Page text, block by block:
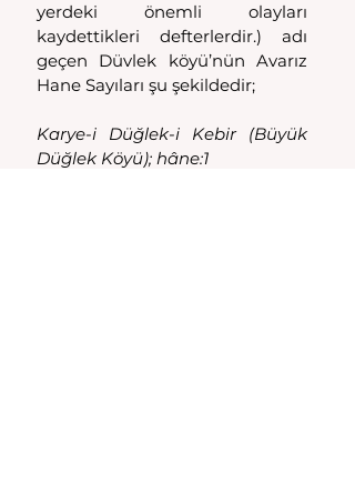
yerdeki önemli olayları
kaydettikleri defterlerdir.) adı
geçen Düvlek köyü’nün Avarız
Hane Sayıları şu şekildedir;
Karye-i Düğlek-i Kebir (Büyük
Düğlek Köyü); hâne:1